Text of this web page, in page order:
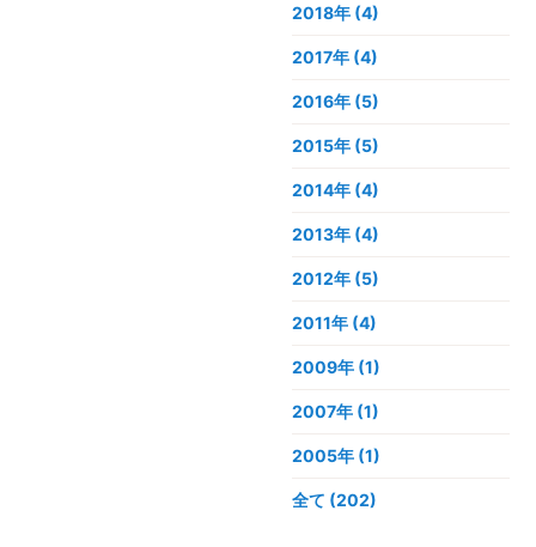
2018年 (4)
2017年 (4)
2016年 (5)
2015年 (5)
2014年 (4)
2013年 (4)
2012年 (5)
2011年 (4)
2009年 (1)
2007年 (1)
2005年 (1)
全て (202)